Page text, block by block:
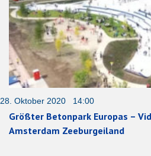
28. Oktober 2020 14:00
Größter Betonpark Europas –
Amsterdam Zeeburgeiland